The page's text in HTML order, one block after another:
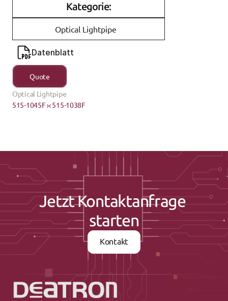
Kategorie:
Optical Lightpipe
Datenblatt
Quote
Optical Lightpipe
515-1045F ›‹ 515-1038F
Jetzt Kontaktanfrage
starten
Kontakt